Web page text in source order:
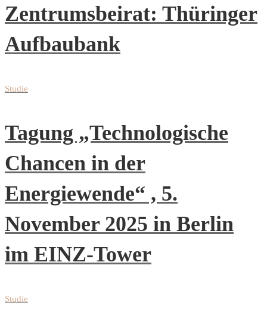
Zentrumsbeirat: Thüringer
Aufbaubank
Studie
Tagung „Technologische
Chancen in der
Energiewende“ , 5.
November 2025 in Berlin
im EINZ-Tower
Studie